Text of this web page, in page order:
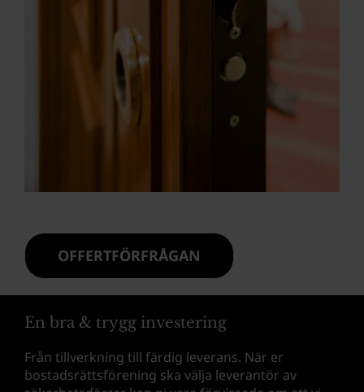
OFFERTFÖRFRÅGAN
En bra & trygg investering
Från tillverkning till färdig leverans. När er
bostadsrättsförening ska välja leverantör av